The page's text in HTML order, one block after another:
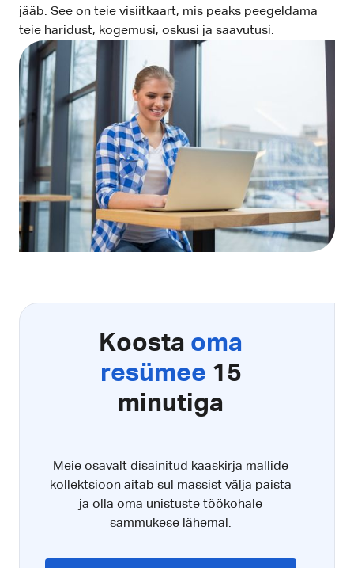
jääb. See on teie visiitkaart, mis peaks peegeldama
teie haridust, kogemusi, oskusi ja saavutusi.
Koosta oma
resümee 15
minutiga
Meie osavalt disainitud kaaskirja mallide
kollektsioon aitab sul massist välja paista
ja olla oma unistuste töökohale
sammukese lähemal.